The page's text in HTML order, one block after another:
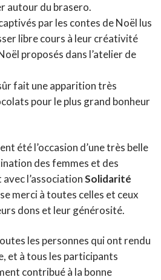
autour du brasero.
par les contes de Noël lus
libre cours à leur créativité
proposés dans l’atelier de
fait une apparition très
pour le plus grand bonheur
été l’occasion d’une très belle
des femmes et des
l’associationSolidarité
merci à toutes celles et ceux
dons et leur générosité.
les personnes qui ont rendu
et à tous les participants
contribué à la bonne